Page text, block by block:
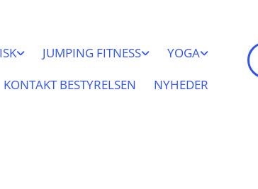
JUMPING FITNESS
YOGA
KONTAKT BESTYRELSEN NYHEDER